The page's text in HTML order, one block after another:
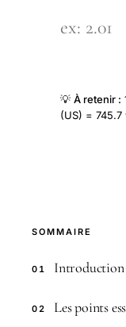
💡 À retenir :
(US) = 745.7
SOMMAIRE
01 Introduction
02 Les points